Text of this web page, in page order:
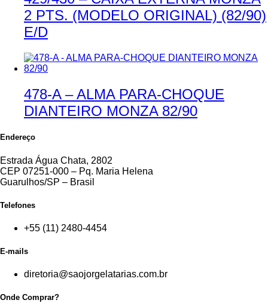
2 PTS. (MODELO ORIGINAL) (82/90)
E/D
478-A – ALMA PARA-CHOQUE
DIANTEIRO MONZA 82/90
Endereço
Estrada Água Chata, 2802
CEP 07251-000 – Pq. Maria Helena
Guarulhos/SP – Brasil
Telefones
+55 (11) 2480-4454
E-mails
diretoria@saojorgelatarias.com.br
Onde Comprar?